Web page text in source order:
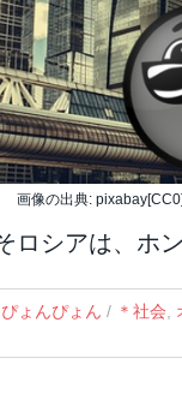
画像の出典:
ロシアは、ホ
ぴょんぴょん / ＊社会